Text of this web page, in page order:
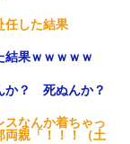
任した結果
結果ｗｗｗｗｗ
か？ 死ぬんか？
スなんか着ちゃっ
両親「！！！（土